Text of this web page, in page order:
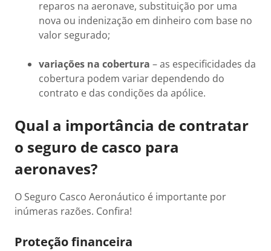
reparos na aeronave, substituição por uma
nova ou indenização em dinheiro com base no
valor segurado;
variações na cobertura – as especificidades da
cobertura podem variar dependendo do
contrato e das condições da apólice.
Qual a importância de contratar
o seguro de casco para
aeronaves?
O Seguro Casco Aeronáutico é importante por
inúmeras razões. Confira!
Proteção financeira